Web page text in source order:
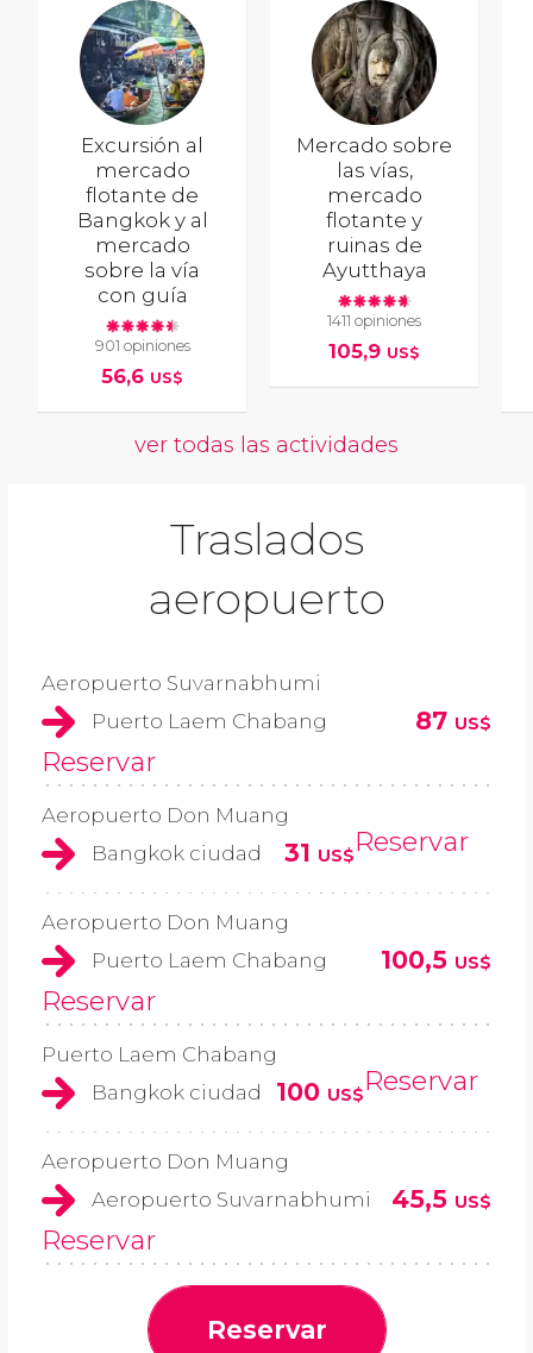
Excursión al
mercado
flotante de
Bangkok y al
mercado
sobre la vía
con guía
901 opiniones
56,6 US$
Mercado sobre
las vías,
mercado
flotante y
ruinas de
Ayutthaya
1411 opiniones
105,9 US$
ver todas las actividades
Traslados
aeropuerto
Aeropuerto Suvarnabhumi
Puerto Laem Chabang
87 US$
Reservar
Aeropuerto Don Muang
Bangkok ciudad
31 US$Reservar
Aeropuerto Don Muang
Puerto Laem Chabang
100,5 US$
Reservar
Puerto Laem Chabang
Bangkok ciudad
100 US$Reservar
Aeropuerto Don Muang
Aeropuerto Suvarnabhumi
45,5 US$
Reservar
Reservar